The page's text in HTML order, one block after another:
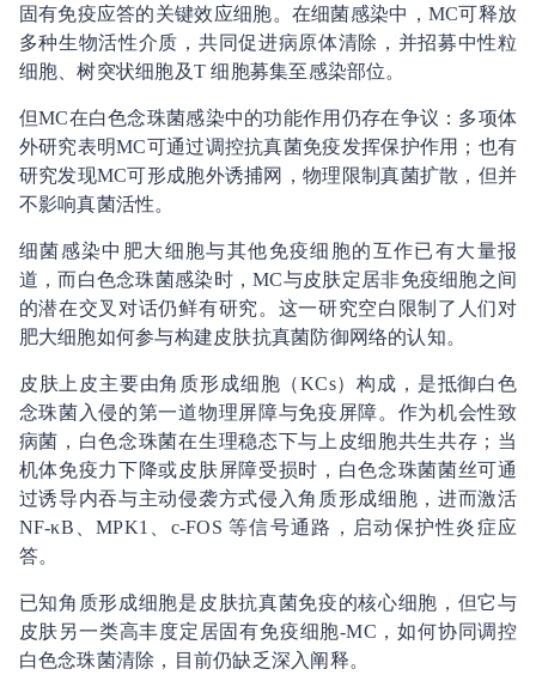
固有免疫应答的关键效应细胞。在细菌感染中，MC可释放
多种生物活性介质，共同促进病原体清除，并招募中性粒
细胞、树突状细胞及T 细胞募集至感染部位。
但MC在白色念珠菌感染中的功能作用仍存在争议：多项体
外研究表明MC可通过调控抗真菌免疫发挥保护作用；也有
研究发现MC可形成胞外诱捕网，物理限制真菌扩散，但并
不影响真菌活性。
细菌感染中肥大细胞与其他免疫细胞的互作已有大量报
道，而白色念珠菌感染时，MC与皮肤定居非免疫细胞之间
的潜在交叉对话仍鲜有研究。这一研究空白限制了人们对
肥大细胞如何参与构建皮肤抗真菌防御网络的认知。
皮肤上皮主要由角质形成细胞（KCs）构成，是抵御白色
念珠菌入侵的第一道物理屏障与免疫屏障。作为机会性致
病菌，白色念珠菌在生理稳态下与上皮细胞共生共存；当
机体免疫力下降或皮肤屏障受损时，白色念珠菌菌丝可通
过诱导内吞与主动侵袭方式侵入角质形成细胞，进而激活
NF-κB、MPK1、c-FOS 等信号通路，启动保护性炎症应
答。
已知角质形成细胞是皮肤抗真菌免疫的核心细胞，但它与
皮肤另一类高丰度定居固有免疫细胞-MC，如何协同调控
白色念珠菌清除，目前仍缺乏深入阐释。